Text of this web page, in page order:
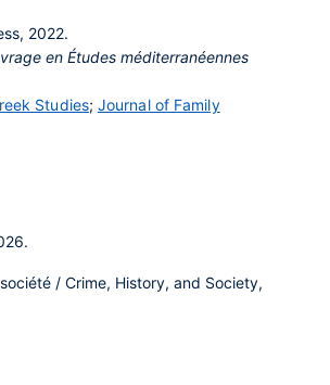
2022.
en Études méditerranéennes
Studies; Journal of Family
/ Crime, History, and Society,